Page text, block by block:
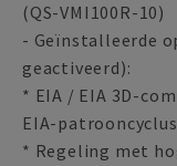
(QS-VMI100R-10)
- Geïnstalleerde
geactiveerd):
* EIA / EIA 3D-
EIA-patrooncyclus
* Regeling met